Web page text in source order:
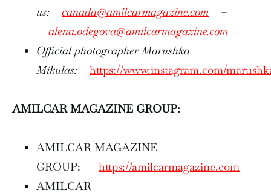
us: canada@amilcarmagazine.com –
alena.odegova@amilcarmagazine.com
Official photographer Marushka
Mikulas:
https://www.instagram.com/
AMILCAR MAGAZINE GROUP:
AMILCAR MAGAZINE
GROUP: https://amilcarmagazine.com
AMILCAR